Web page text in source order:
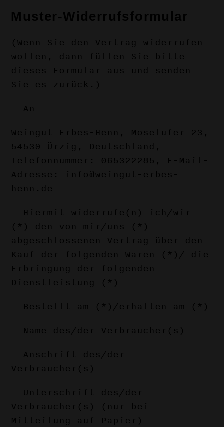
Muster-Widerrufsformular
(Wenn Sie den Vertrag widerrufen
wollen, dann füllen Sie bitte
dieses Formular aus und senden
Sie es zurück.)
– An
Weingut Erbes-Henn, Moselufer 23,
54539 Ürzig, Deutschland,
Telefonnummer: 065322285, E-Mail-
Adresse: info@weingut-erbes-
henn.de
– Hiermit widerrufe(n) ich/wir
(*) den von mir/uns (*)
abgeschlossenen Vertrag über den
Kauf der folgenden Waren (*)/ die
Erbringung der folgenden
Dienstleistung (*)
– Bestellt am (*)/erhalten am (*)
– Name des/der Verbraucher(s)
– Anschrift des/der
Verbraucher(s)
– Unterschrift des/der
Verbraucher(s) (nur bei
Mitteilung auf Papier)